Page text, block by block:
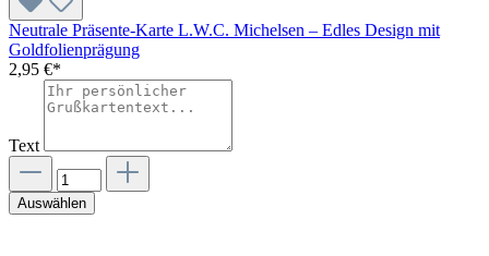
Neutrale Präsente-Karte L.W.C. Michelsen – Edles Design mit
Goldfolienprägung
2,95 €*
Text
Auswählen